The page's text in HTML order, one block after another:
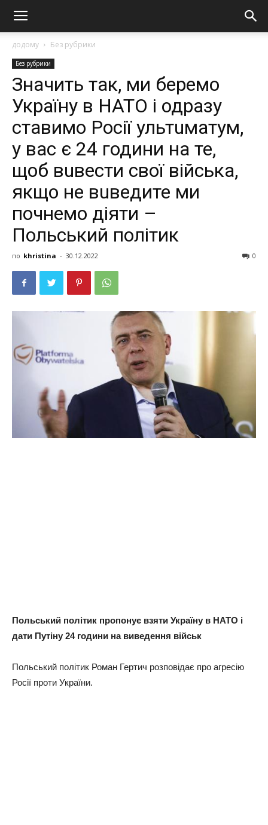
додому Без рубрики
Без рубрики
Значить так, ми беремо
Україну в НАТО і одразу
ставимо Росії ультuматум,
у вас є 24 години на те,
щоб вuвести свої війська,
якщо не вuведите ми
почнемо діяти –
Польський політик
по khristina - 30.12.2022 0
Польський політик пропонує взяти Україну в НАТО і
дати Путіну 24 години на виведення військ
Польський політик Роман Гертич розповідає про агресію
Росії проти України.